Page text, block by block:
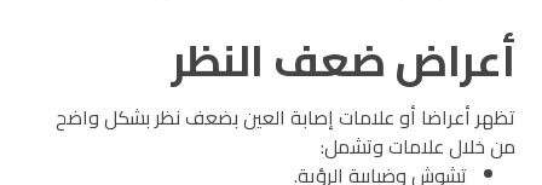
أعراض ضعف النظر
تظهر أعراضا أو علامات إصابة العين بضعف نظر بشكل واضح
من خلال علامات وتشمل:
تشوش وضبابية الرؤية.